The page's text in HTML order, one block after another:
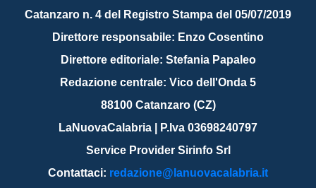
Catanzaro n. 4 del Registro Stampa del 05/07/2019
Direttore responsabile: Enzo Cosentino
Direttore editoriale: Stefania Papaleo
Redazione centrale: Vico dell'Onda 5
88100 Catanzaro (CZ)
LaNuovaCalabria | P.Iva 03698240797
Service Provider Sirinfo Srl
Contattaci: redazione@lanuovacalabria.it